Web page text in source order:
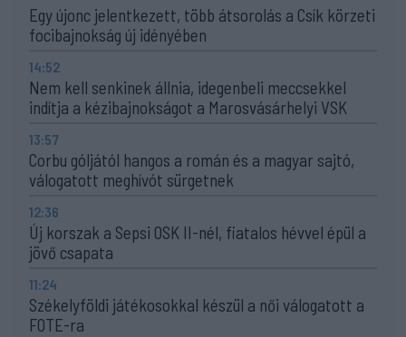
Egy újonc jelentkezett, több átsorolás a Csík körzeti
focibajnokság új idényében
14:52
Nem kell senkinek állnia, idegenbeli meccsekkel
indítja a kézibajnokságot a Marosvásárhelyi VSK
13:57
Corbu góljától hangos a román és a magyar sajtó,
válogatott meghívót sürgetnek
12:36
Új korszak a Sepsi OSK II-nél, fiatalos hévvel épül a
jövő csapata
11:24
Székelyföldi játékosokkal készül a női válogatott a
FOTE-ra